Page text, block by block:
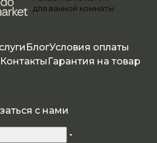
0126камн я
я
для ванной комнаты
БлогУсловия оплаты
Контакты Гарантия на товар
с нами